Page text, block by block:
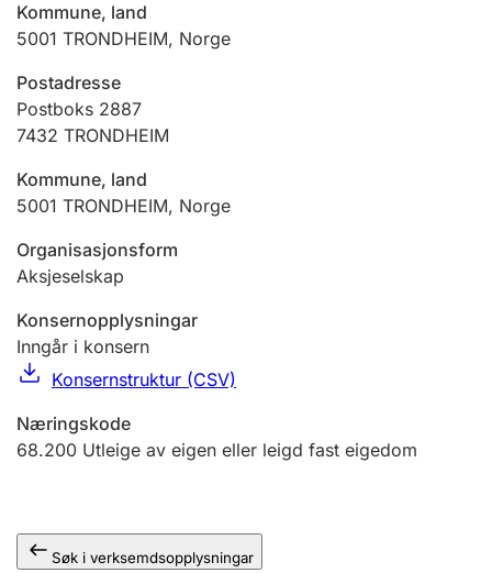
Ektepaktrettleiaren
Kommune, land
5001 TRONDHEIM, Norge
Postadresse
Postboks 2887
7432 TRONDHEIM
Kommune, land
5001 TRONDHEIM, Norge
Organisasjonsform
Aksjeselskap
Konsernopplysningar
Inngår i konsern
Konsernstruktur (CSV)
Næringskode
68.200 Utleige av eigen eller leigd fast eigedom
Søk i verksemdsopplysningar